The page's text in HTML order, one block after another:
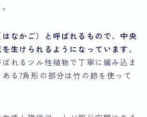
なかご）と呼ばれるもので、中央
生けられるようになっています。
れるツル性植物で丁寧に編み込ま
る7角形の部分は竹の節を使って